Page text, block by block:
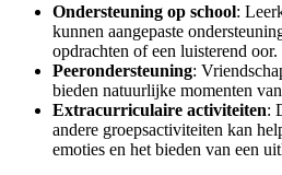
Ondersteuning op school:
kunnen aangepaste
opdrachten of een luisterend oor.
Peerondersteuning:
bieden natuurlijke momenten
Extracurriculaire activiteiten:
andere groepsactiviteiten kan
emoties en het bieden van een